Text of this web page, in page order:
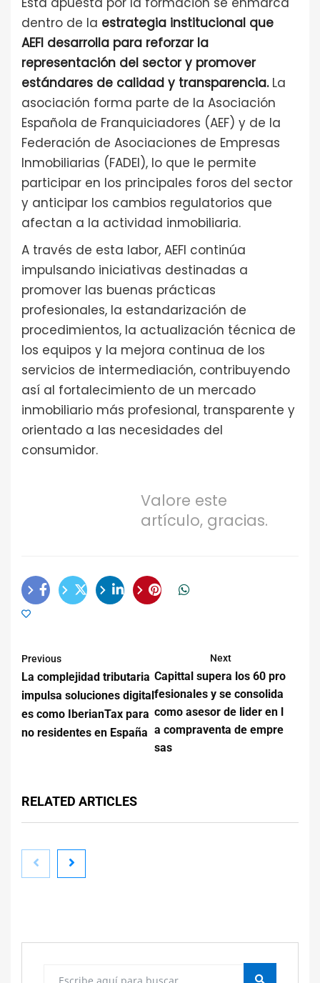
dentro de la estrategia institucional que
AEFI desarrolla para reforzar la
representación del sector y promover
estándares de calidad y transparencia.La
asociación forma parte de la Asociación
Española de Franquiciadores (AEF) y de la
Federación de Asociaciones de Empresas
Inmobiliarias (FADEI), lo que le permite
participar en los principales foros del sector
y anticipar los cambios regulatorios que
afectan a la actividad inmobiliaria.
A través de esta labor, AEFI continúa
impulsando iniciativas destinadas a
promover las buenas prácticas
profesionales, la estandarización de
procedimientos, la actualización técnica de
los equipos y la mejora continua de los
servicios de intermediación, contribuyendo
así al fortalecimiento de un mercado
inmobiliario más profesional, transparente y
orientado a las necesidades del
consumidor.
Valore este
artículo, gracias.
Previous
La complejidad tributaria
impulsa soluciones digital
es como IberianTax para
no residentes en España
Next
Capittal supera los 60 pro
fesionales y se consolida
como asesor de lider en l
a compraventa de empre
sas
RELATED ARTICLES